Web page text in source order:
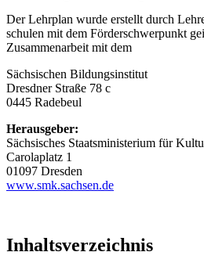
Der Lehrplan wurde erstellt durch
schulen mit dem Förderschwerpunkt
Zusammenarbeit mit dem
Sächsischen Bildungsinstitut
Dresdner Straße 78 c
0445 Radebeul
Herausgeber:
Sächsisches Staatsministerium für
Carolaplatz 1
01097 Dresden
www.smk.sachsen.de
Inhaltsverzeichnis